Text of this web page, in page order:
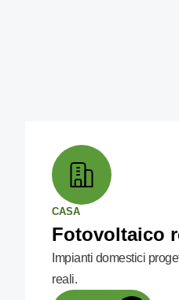
CASA
Fotovoltaico
Impianti domestici
reali.